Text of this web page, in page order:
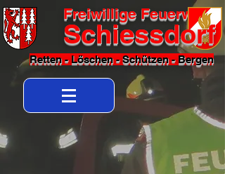
Freiwillige Feuerwehr
Schiessdorf
Retten - Löschen - Schützen - Bergen